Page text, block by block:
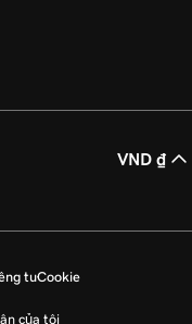
VND ₫
tưCookie
của tôi